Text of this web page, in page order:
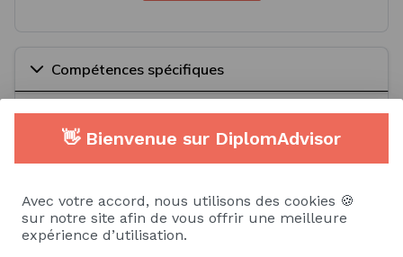
Compétences spécifiques
Environnement culturel et touristique
Géographie du tourisme
👋 Bienvenue sur DiplomAdvisor
Avec votre accord, nous utilisons des cookies 🍪
sur notre site afin de vous offrir une meilleure
expérience d’utilisation.